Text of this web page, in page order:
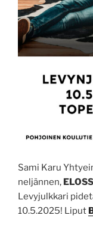
Sami Karu
neljännen,
Levyjulkkari
10.5.2025! Liput